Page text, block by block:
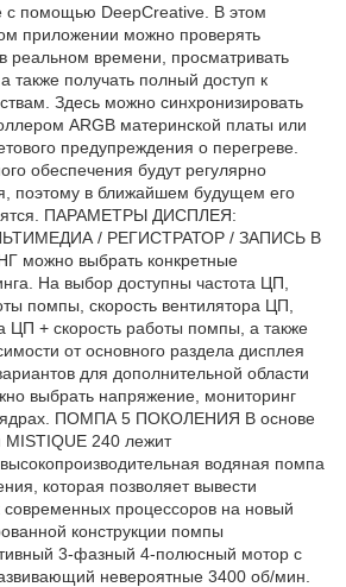
с помощью DeepCreative. В этом
приложении можно проверять
реальном времени, просматривать
также получать полный доступ к
Здесь можно синхронизировать
ARGB материнской платы или
предупреждения о перегреве.
обеспечения будут регулярно
поэтому в ближайшем будущем его
ПАРАМЕТРЫ ДИСПЛЕЯ:
/ РЕГИСТРАТОР / ЗАПИСЬ В
выбрать конкретные
На выбор доступны частота ЦП,
помпы, скорость вентилятора ЦП,
ЦП + скорость работы помпы, а также
от основного раздела дисплея
для дополнительной области
выбрать напряжение, мониторинг
ядрах. ПОМПА 5 ПОКОЛЕНИЯ В основе
240 лежит
водяная помпа
которая позволяет вывести
процессоров на новый
конструкции помпы
3-фазный 4-полюсный мотор с
невероятные 3400 об/мин.